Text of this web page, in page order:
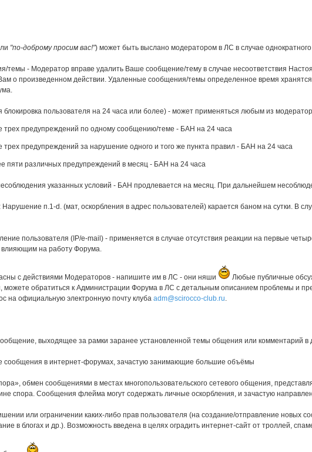
"по-доброму просим вас!") может быть выслано модератором в ЛС в случае
темы - Модератор вправе удалить Ваше сообщение/тему в случае несоответствия
о произведенном действии. Удаленные сообщения/темы определенное время
пользователя на 24 часа или более) - может применяться любым из
трех предупреждений по одному сообщению/теме - БАН на 24 часа
предупреждений за нарушение одного и того же пункта правил - БАН на 24 часа
пяти различных предупреждений в месяц - БАН на 24 часа
указанных условий - БАН продлевается на месяц. При дальнейшем
п.1-d. (мат, оскорбления в адрес пользователей) карается баном на сутки. В
пользователя (IP/e-mail) - применяется в случае отсутствия реакции на первые
влияющим на работу Форума.
с действиями Модераторов - напишите им в ЛС - они няши
Любые публичные
можете обратиться к Администрации Форума в ЛС с детальным описанием проблемы и
на официальную электронную почту клуба adm@scirocco-club.ru.
выходящее за рамки заранее установленной темы общения или комментарий в
в интернет-форумах, зачастую занимающие большие объёмы
обмен сообщениями в местах многопользовательского сетевого общения,
спора. Сообщения флейма могут содержать личные оскорбления, и зачастую
или ограничении каких-либо прав пользователя (на создание/отправление
в блогах и др.). Возможность введена в целях оградить интернет-сайт от троллей,